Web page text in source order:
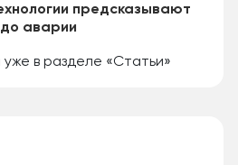
предсказывают
аварии
в разделе «Статьи»